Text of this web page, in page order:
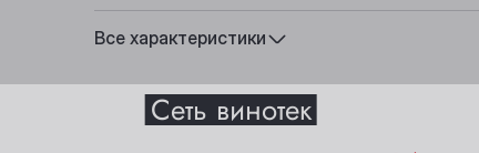
Все характеристики
Вкус:
Сеть винотек